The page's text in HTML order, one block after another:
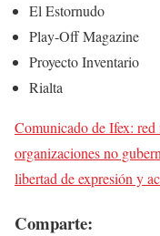
El Estornudo
Play-Off Magazine
Proyecto Inventario
Rialta
Comunicado de Ifex:
organizaciones no
libertad de expresión y
Comparte: